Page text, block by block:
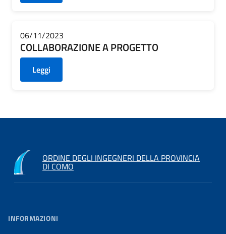
06/11/2023
COLLABORAZIONE A PROGETTO
Leggi
ORDINE DEGLI INGEGNERI DELLA PROVINCIA
DI COMO
INFORMAZIONI